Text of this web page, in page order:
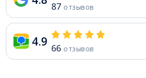
87 отзывов
4.9 66 отзывов